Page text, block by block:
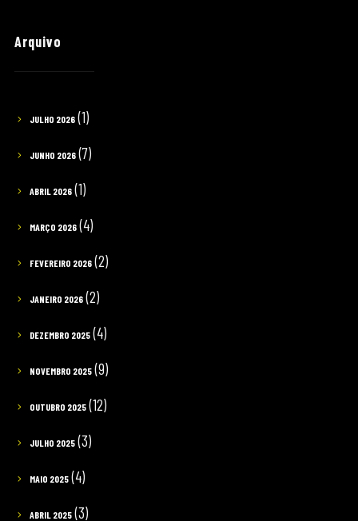
Arquivo
JULHO 2026(1)
JUNHO 2026(7)
ABRIL 2026(1)
MARÇO 2026(4)
FEVEREIRO 2026(2)
JANEIRO 2026(2)
DEZEMBRO 2025(4)
NOVEMBRO 2025(9)
OUTUBRO 2025(12)
JULHO 2025(3)
MAIO 2025(4)
ABRIL 2025(3)